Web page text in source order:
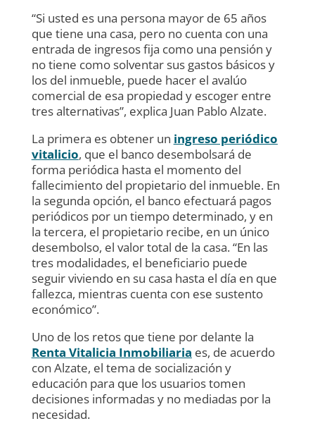
“Si usted es una persona mayor de 65 años
que tiene una casa, pero no cuenta con una
entrada de ingresos fija como una pensión y
no tiene como solventar sus gastos básicos y
los del inmueble, puede hacer el avalúo
comercial de esa propiedad y escoger entre
tres alternativas”, explica Juan Pablo Alzate.
La primera es obtener un ingreso periódico
vitalicio, que el banco desembolsará de
forma periódica hasta el momento del
fallecimiento del propietario del inmueble. En
la segunda opción, el banco efectuará pagos
periódicos por un tiempo determinado, y en
la tercera, el propietario recibe, en un único
desembolso, el valor total de la casa. “En las
tres modalidades, el beneficiario puede
seguir viviendo en su casa hasta el día en que
fallezca, mientras cuenta con ese sustento
económico”.
Uno de los retos que tiene por delante la
Renta Vitalicia Inmobiliaria es, de acuerdo
con Alzate, el tema de socialización y
educación para que los usuarios tomen
decisiones informadas y no mediadas por la
necesidad.